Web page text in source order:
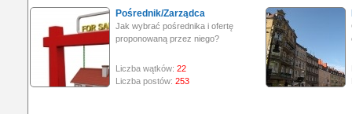
Pośrednik/Zarządca
Jak wybrać pośrednika i ofertę
proponowaną przez niego?
Liczba wątków: 22
Liczba postów: 253